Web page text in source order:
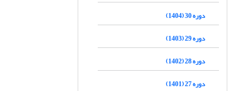
دوره 30 (1404)
دوره 29 (1403)
دوره 28 (1402)
دوره 27 (1401)